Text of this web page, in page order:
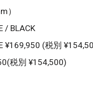
）
/ BLACK
¥169,950 (税別
税別 ¥154,500)